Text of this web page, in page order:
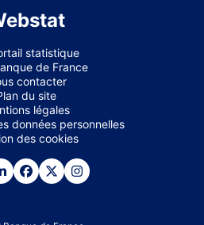
statistique
de France
contacter
du site
légales
données personnelles
des cookies